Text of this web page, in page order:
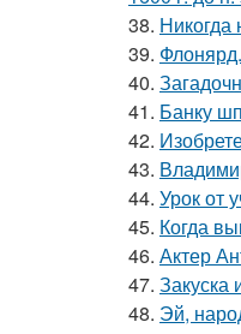
38. Никогда
39.
40.
41. Банку
42.
43.
44. Урок от
45. Когда
46. Актер
47. Закуска
48. Эй,